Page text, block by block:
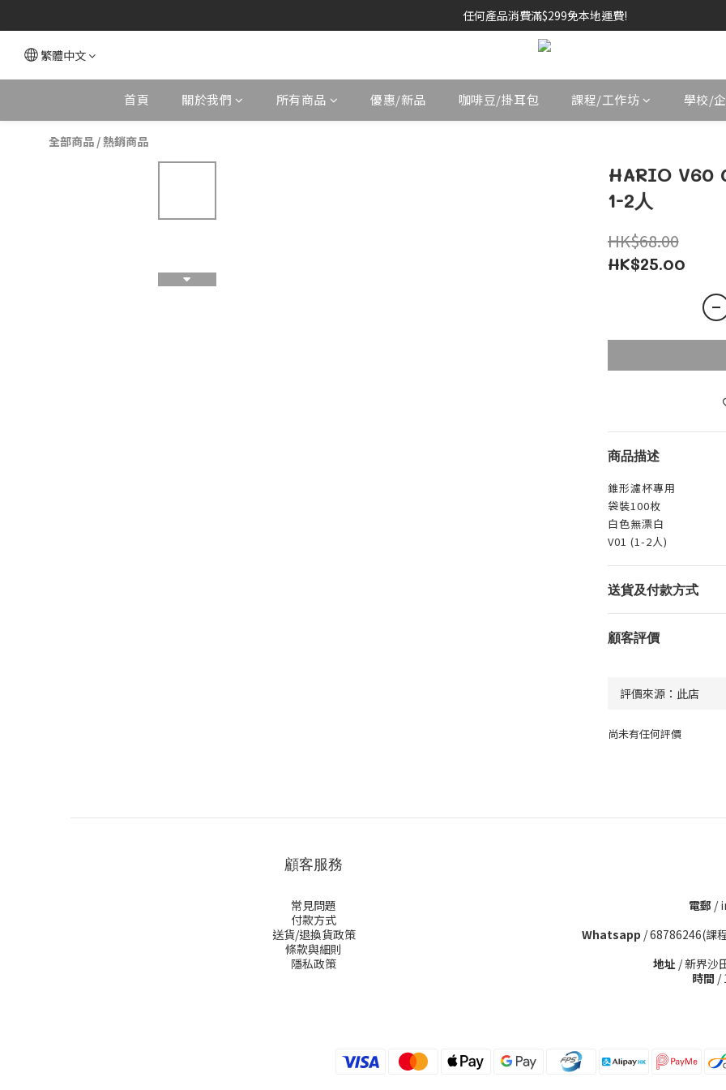
任何產品消費滿$299免本地運費!
繁體中文
首頁 關於我們 所有商品 優惠/新品 咖啡豆/掛耳包 課程/工作坊 學校/
全部商品 /熱銷商品
HARIO V60
1-2人
HK$68.00
HK$25.00
商品描述
錐形濾杯專用
袋裝100枚
白色無漂白
V01 (1-2人)
送貨及付款方式
顧客評價
尚未有任何評價
顧客服務
常見問題
付款方式
送貨/退換貨政策
條款與細則
隱私政策
電郵 /
Whatsapp /68786246(課
地址 / 新界沙
時間 /